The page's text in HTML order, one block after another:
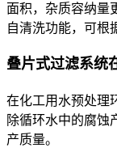
面积，杂质容纳量
自清洗功能，可根
叠片式过滤系统
在化工用水预处理
除循环水中的腐蚀
产质量。